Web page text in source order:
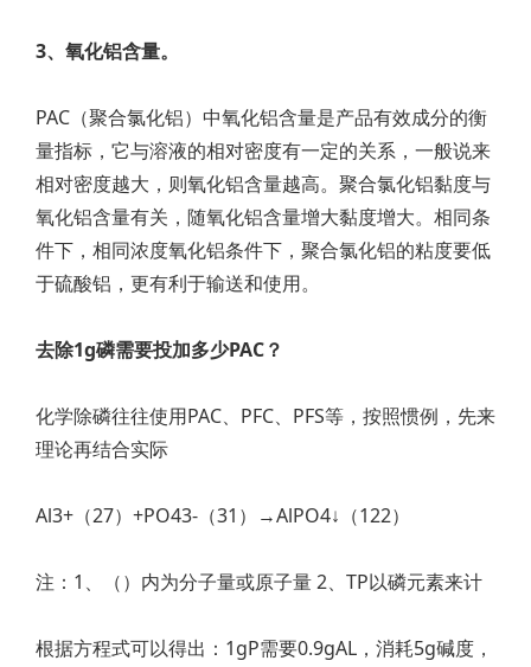
3、氧化铝含量。
PAC（聚合氯化铝）中氧化铝含量是产品有效成分的衡
量指标，它与溶液的相对密度有一定的关系，一般说来
相对密度越大，则氧化铝含量越高。聚合氯化铝黏度与
氧化铝含量有关，随氧化铝含量增大黏度增大。相同条
件下，相同浓度氧化铝条件下，聚合氯化铝的粘度要低
于硫酸铝，更有利于输送和使用。
去除1g磷需要投加多少PAC？
化学除磷往往使用PAC、PFC、PFS等，按照惯例，先来
理论再结合实际
Al3+（27）+PO43-（31）→AlPO4↓（122）
注：1、（）内为分子量或原子量 2、TP以磷元素来计
根据方程式可以得出：1gP需要0.9gAL，消耗5g碱度，